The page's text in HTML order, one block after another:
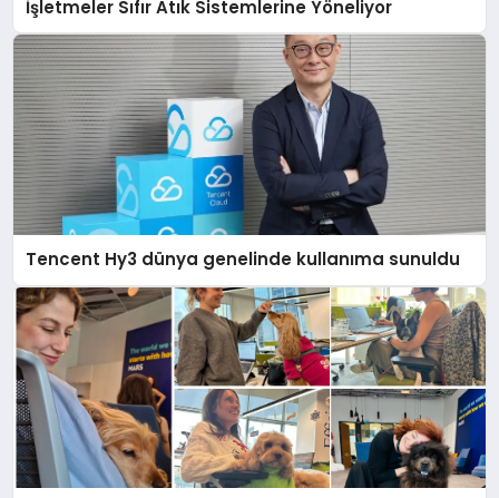
İşletmeler Sıfır Atık Sistemlerine Yöneliyor
Tencent Hy3 dünya genelinde kullanıma sunuldu